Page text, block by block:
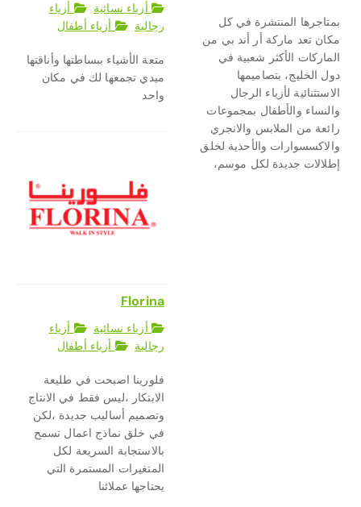
بمتاجرها المنتشرة في كل
مكان تعد ماركة أر أند بي من
الماركات الأكثر شعبية في
دول الخليج، بتصاميمها
الاستثنائية لأزياء الرجال
والنساء والأطفال بمجموعات
رائعة من الملابس والانجري
والاكسسوارات والأحذية لخلق
إطلالات جديدة لكل موسم،
أزياء نسائية
أزياء
رجالية
أزياء أطفال
متعة الأشياء ببساطتها وأناقتها
ميدي تجمعها لك في مكان
واحد
Florina
أزياء نسائية
أزياء
رجالية
أزياء أطفال
فلورينا اصبحت في طليعة
الابتكار ،ليس فقط في الانتاج
وتصميم أساليب جديدة ،لكن
في خلق نماذج اعمال تسمح
بالاستجابة السريعة لكل
المتغيرات المستمرة التي
يحتاجها عملائنا